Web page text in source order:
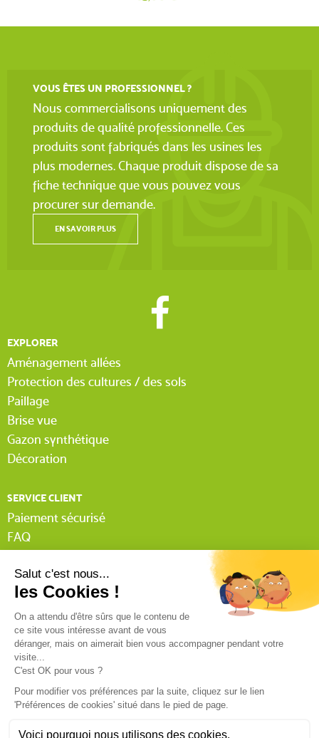
VOUS ÊTES UN PROFESSIONNEL ?
Nous commercialisons uniquement des
produits de qualité professionnelle. Ces
produits sont fabriqués dans les usines les
plus modernes. Chaque produit dispose de sa
fiche technique que vous pouvez vous
procurer sur demande.
EN SAVOIR PLUS
EXPLORER
Aménagement allées
Protection des cultures / des sols
Paillage
Brise vue
Gazon synthétique
Décoration
SERVICE CLIENT
Paiement sécurisé
FAQ
Lexique Tissnet
Suivi commande invité
Contactez-nous
Mentions légales